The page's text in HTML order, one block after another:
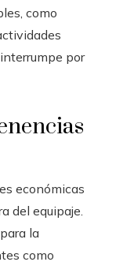
como
por
económicas
del equipaje.
la
como